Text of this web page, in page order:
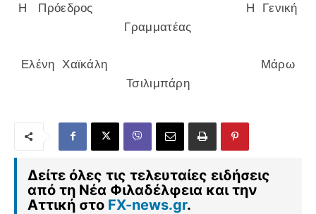
Η Πρόεδρος Η Γενική
Γραμματέας
Ελένη Χαϊκάλη Μάρω
Τσιλιμπάρη
Δείτε όλες τις τελευταίες ειδήσεις
από τη Νέα Φιλαδέλφεια και την
Αττική στο FX-news.gr.